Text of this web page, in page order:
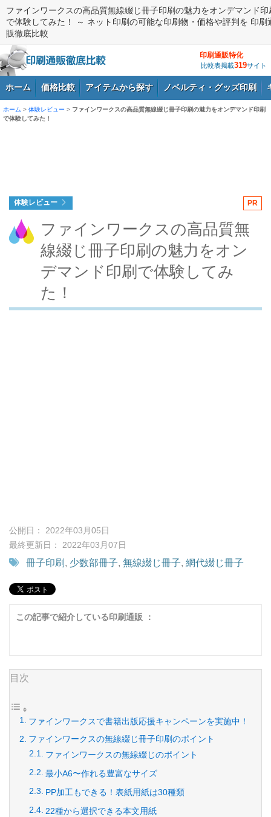
ファインワークスの高品質無線綴じ冊子印刷の魅力をオンデマンド印
で体験してみた！ ～ ネット印刷の可能な印刷物・価格や評判を 印刷
販徹底比較
印刷通販特化
比較表掲載319サイト
ホーム 価格比較 アイテムから探す ノベルティ・グッズ印刷
ホーム > 体験レビュー > ファインワークスの高品質無線綴じ冊子印刷の魅力をオンデマンド印刷
で体験してみた！
体験レビュー
ファインワークスの高品質無
線綴じ冊子印刷の魅力をオン
デマンド印刷で体験してみ
た！
公開日： 2022年03月05日
最終更新日： 2022年03月07日
冊子印刷 , 少数部冊子, 無線綴じ冊子, 網代綴じ冊子
この記事で紹介している印刷通販 ：
PR
目次
ファインワークスで書籍出版応援キャンペーンを実施中！
ファインワークスの無線綴じ冊子印刷のポイント
ファインワークスの無線綴じのポイント
最小A6〜作れる豊富なサイズ
PP加工もできる！表紙用紙は30種類
22種から選択できる本文用紙